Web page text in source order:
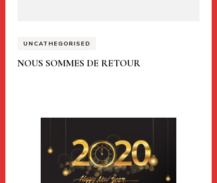
UNCATHEGORISED
NOUS SOMMES DE RETOUR